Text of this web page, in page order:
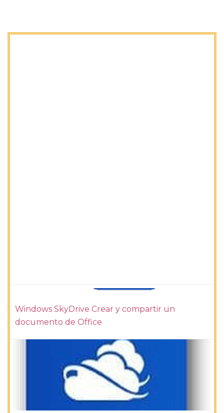
Windows SkyDrive Crear y compartir un
documento de Office